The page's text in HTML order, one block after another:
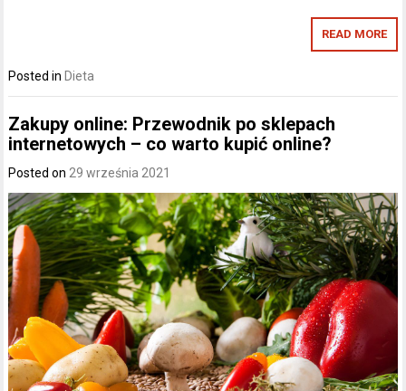
READ MORE
Posted in Dieta
Zakupy online: Przewodnik po sklepach
internetowych – co warto kupić online?
Posted on29 września 2021